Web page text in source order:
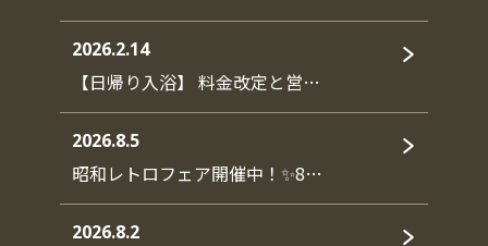
2026.2.14
【日帰り入浴】 料金改定と営…
2026.8.5
昭和レトロフェア開催中！✨8…
2026.8.2